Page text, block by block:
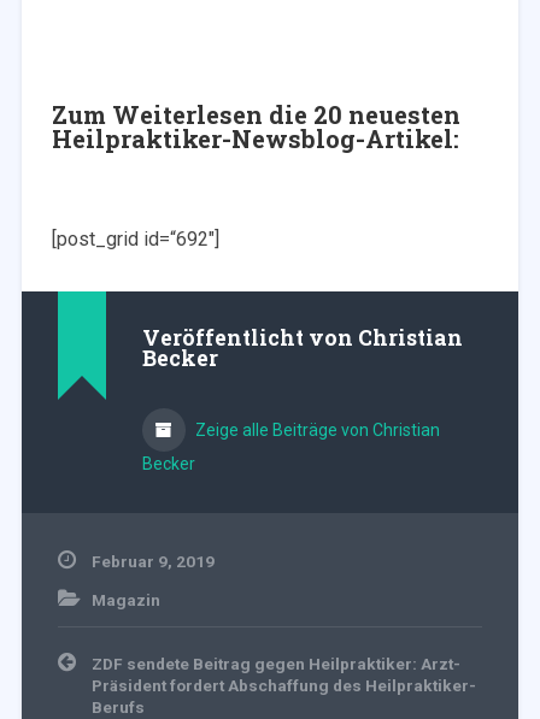
Zum Weiterlesen die 20 neuesten
Heilpraktiker-Newsblog-Artikel:
[post_grid id=“692″]
Veröffentlicht von Christian
Becker
Zeige alle Beiträge von Christian
Becker
Februar 9, 2019
Magazin
Beitragsnavigation
ZDF sendete Beitrag gegen Heilpraktiker: Arzt-
Präsident fordert Abschaffung des Heilpraktiker-
Berufs